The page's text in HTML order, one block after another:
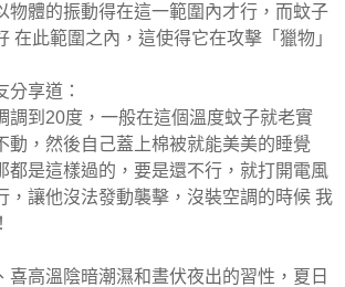
物體的振動得在這一範圍內才行，而蚊子
在此範圍之內，這使得它在攻擊「獵物」
分享道：
調到20度，一般在這個溫度蚊子就老實
動，然後自己蓋上棉被就能美美的睡覺
都是這樣過的，要是還不行，就打開電風
，讓他沒法發動襲擊，沒裝空調的時候 我
喜高溫陰暗潮濕和晝伏夜出的習性，夏日